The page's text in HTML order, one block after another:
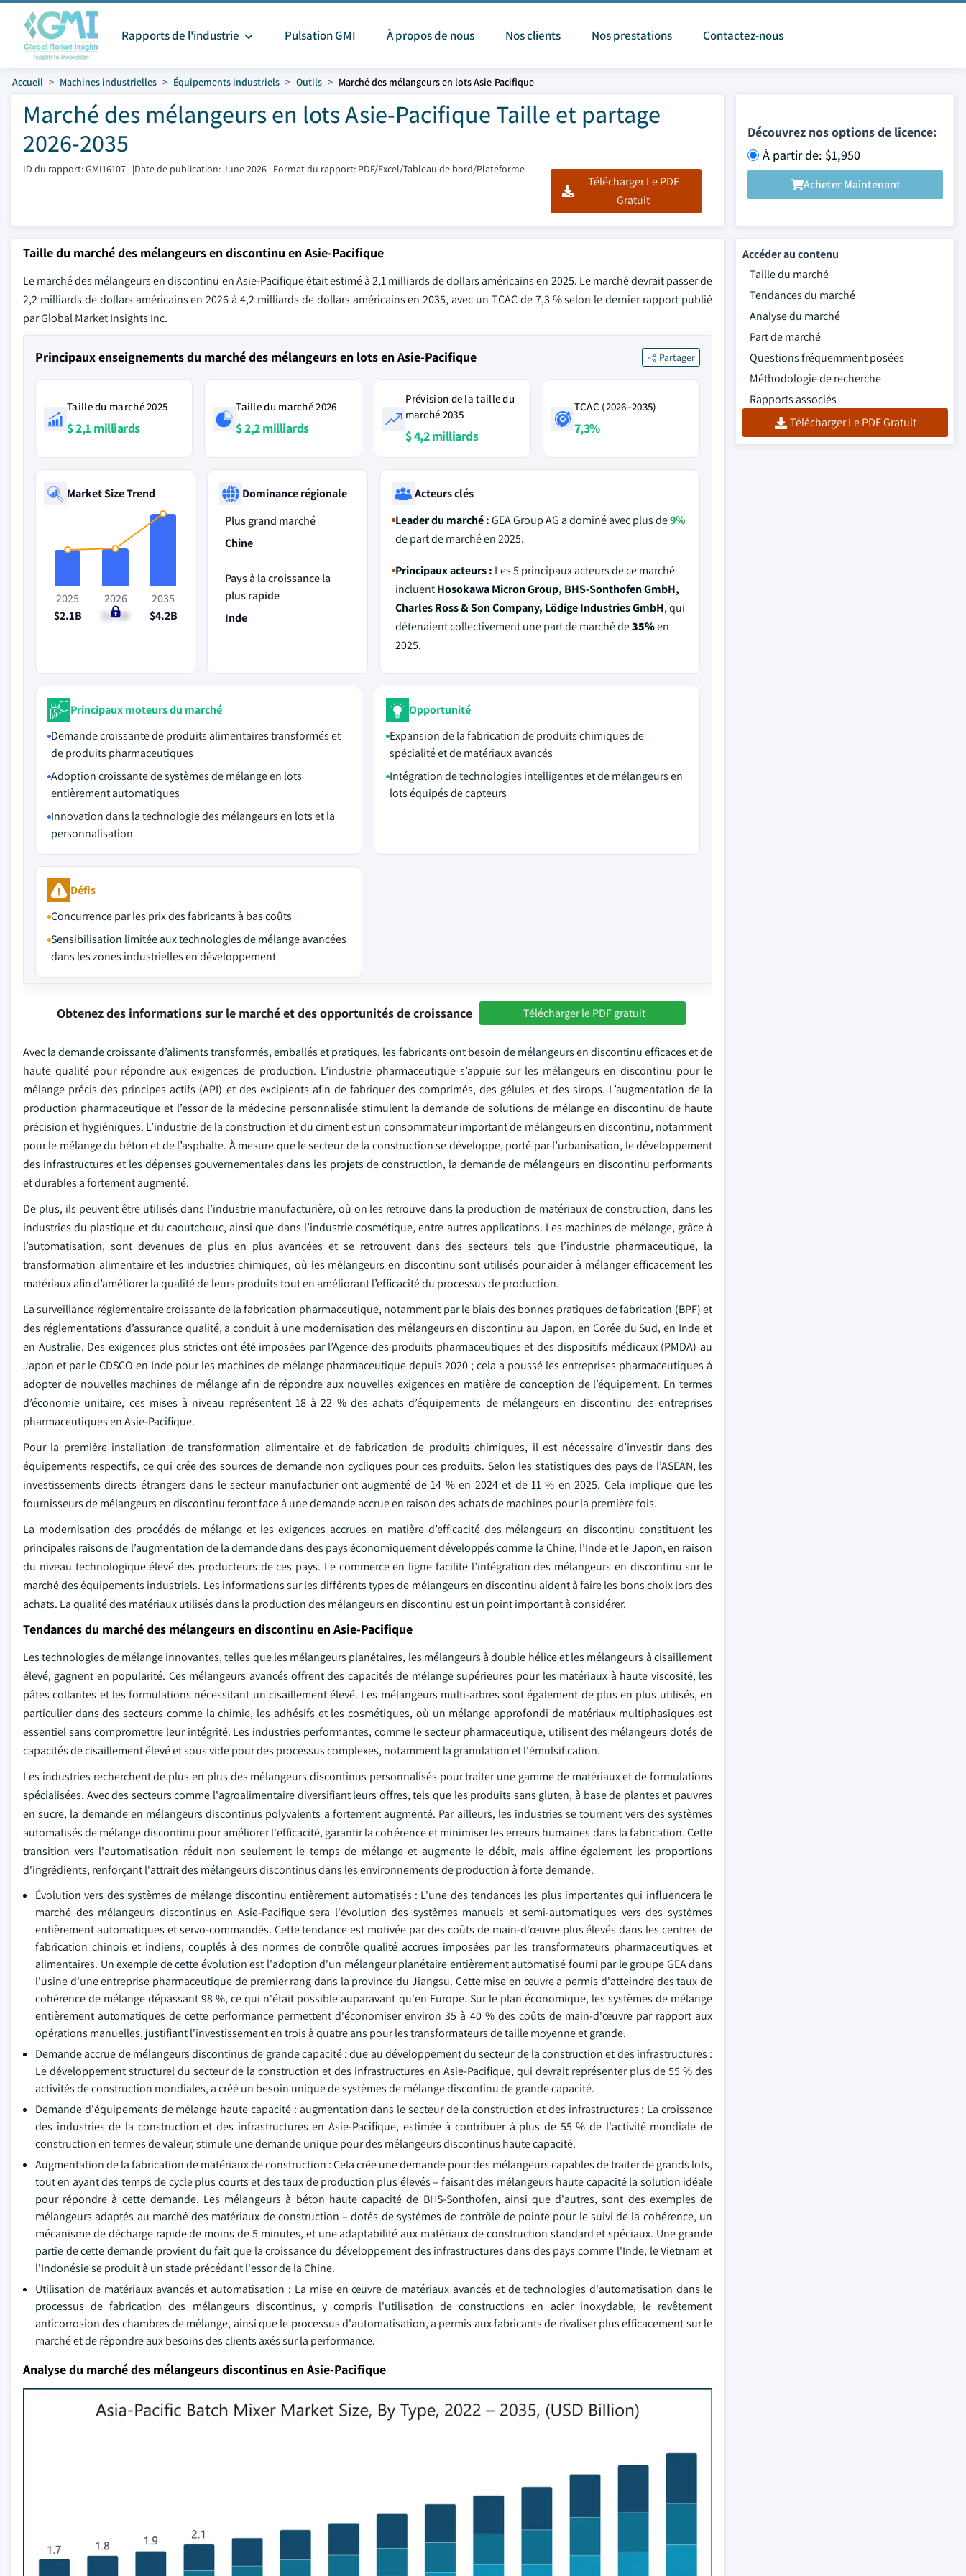
Rapports de l'industrie Pulsation GMI À propos de nous Nos clients Nos prestations Contactez-nous
Accueil Machines industrielles Équipements industriels Outils Marché des mélangeurs en lots Asie-Pacifique
Marché des mélangeurs en lots Asie-Pacifique Taille et partage
2026-2035
ID du rapport: GMI16107 |Date de publication: June 2026 | Format du rapport: PDF/Excel/Tableau de bord/Plateforme
Télécharger Le PDF
Gratuit
Découvrez nos options de licence:
À partir de: $1,950
Acheter Maintenant
Taille du marché des mélangeurs en discontinu en Asie-Pacifique
Le marché des mélangeurs en discontinu en Asie-Pacifique était estimé à 2,1 milliards de dollars américains en 2025. Le marché devrait passer de
2,2 milliards de dollars américains en 2026 à 4,2 milliards de dollars américains en 2035, avec un TCAC de 7,3 % selon le dernier rapport publié
par Global Market Insights Inc.
Principaux enseignements du marché des mélangeurs en lots en Asie-Pacifique Partager
Taille du marché 2025
$ 2,1 milliards
Taille du marché 2026
$ 2,2 milliards
Prévision de la taille du
marché 2035
$ 4,2 milliards
TCAC (2026–2035)
7,3%
Market Size Trend
2025
$2.1B
2026
$2.2B
2035
$4.2B
Dominance régionale
Plus grand marché
Chine
Pays à la croissance la
plus rapide
Inde
Acteurs clés
Leader du marché :GEA Group AG a dominé avec plus de9%
de part de marché en 2025.
Principaux acteurs : Les 5 principaux acteurs de ce marché
incluentHosokawa Micron Group, BHS-Sonthofen GmbH,
Charles Ross & Son Company, Lödige Industries GmbH, qui
détenaient collectivement une part de marché de35%en
2025.
Principaux moteurs du marché
Demande croissante de produits alimentaires transformés et
de produits pharmaceutiques
Adoption croissante de systèmes de mélange en lots
entièrement automatiques
Innovation dans la technologie des mélangeurs en lots et la
personnalisation
Opportunité
Expansion de la fabrication de produits chimiques de
spécialité et de matériaux avancés
Intégration de technologies intelligentes et de mélangeurs en
lots équipés de capteurs
Défis
Concurrence par les prix des fabricants à bas coûts
Sensibilisation limitée aux technologies de mélange avancées
dans les zones industrielles en développement
Obtenez des informations sur le marché et des opportunités de croissance Télécharger le PDF gratuit
Avec la demande croissante d’aliments transformés, emballés et pratiques, les fabricants ont besoin de mélangeurs en discontinu efficaces et de
haute qualité pour répondre aux exigences de production. L’industrie pharmaceutique s’appuie sur les mélangeurs en discontinu pour le
mélange précis des principes actifs (API) et des excipients afin de fabriquer des comprimés, des gélules et des sirops. L’augmentation de la
production pharmaceutique et l’essor de la médecine personnalisée stimulent la demande de solutions de mélange en discontinu de haute
précision et hygiéniques. L’industrie de la construction et du ciment est un consommateur important de mélangeurs en discontinu, notamment
pour le mélange du béton et de l’asphalte. À mesure que le secteur de la construction se développe, porté par l’urbanisation, le développement
des infrastructures et les dépenses gouvernementales dans les projets de construction, la demande de mélangeurs en discontinu performants
et durables a fortement augmenté.
De plus, ils peuvent être utilisés dans l’industrie manufacturière, où on les retrouve dans la production de matériaux de construction, dans les
industries du plastique et du caoutchouc, ainsi que dans l’industrie cosmétique, entre autres applications. Les machines de mélange, grâce à
l’automatisation, sont devenues de plus en plus avancées et se retrouvent dans des secteurs tels que l’industrie pharmaceutique, la
transformation alimentaire et les industries chimiques, où les mélangeurs en discontinu sont utilisés pour aider à mélanger efficacement les
matériaux afin d’améliorer la qualité de leurs produits tout en améliorant l’efficacité du processus de production.
La surveillance réglementaire croissante de la fabrication pharmaceutique, notamment par le biais des bonnes pratiques de fabrication (BPF) et
des réglementations d’assurance qualité, a conduit à une modernisation des mélangeurs en discontinu au Japon, en Corée du Sud, en Inde et
en Australie. Des exigences plus strictes ont été imposées par l’Agence des produits pharmaceutiques et des dispositifs médicaux (PMDA) au
Japon et par le CDSCO en Inde pour les machines de mélange pharmaceutique depuis 2020 ; cela a poussé les entreprises pharmaceutiques à
adopter de nouvelles machines de mélange afin de répondre aux nouvelles exigences en matière de conception de l’équipement. En termes
d’économie unitaire, ces mises à niveau représentent 18 à 22 % des achats d’équipements de mélangeurs en discontinu des entreprises
pharmaceutiques en Asie-Pacifique.
Pour la première installation de transformation alimentaire et de fabrication de produits chimiques, il est nécessaire d’investir dans des
équipements respectifs, ce qui crée des sources de demande non cycliques pour ces produits. Selon les statistiques des pays de l’ASEAN, les
investissements directs étrangers dans le secteur manufacturier ont augmenté de 14 % en 2024 et de 11 % en 2025. Cela implique que les
fournisseurs de mélangeurs en discontinu feront face à une demande accrue en raison des achats de machines pour la première fois.
La modernisation des procédés de mélange et les exigences accrues en matière d’efficacité des mélangeurs en discontinu constituent les
principales raisons de l’augmentation de la demande dans des pays économiquement développés comme la Chine, l’Inde et le Japon, en raison
du niveau technologique élevé des producteurs de ces pays. Le commerce en ligne facilite l’intégration des mélangeurs en discontinu sur le
marché des équipements industriels. Les informations sur les différents types de mélangeurs en discontinu aident à faire les bons choix lors des
achats. La qualité des matériaux utilisés dans la production des mélangeurs en discontinu est un point important à considérer.
Tendances du marché des mélangeurs en discontinu en Asie-Pacifique
Les technologies de mélange innovantes, telles que les mélangeurs planétaires, les mélangeurs à double hélice et les mélangeurs à cisaillement
élevé, gagnent en popularité. Ces mélangeurs avancés offrent des capacités de mélange supérieures pour les matériaux à haute viscosité, les
pâtes collantes et les formulations nécessitant un cisaillement élevé. Les mélangeurs multi-arbres sont également de plus en plus utilisés, en
particulier dans des secteurs comme la chimie, les adhésifs et les cosmétiques, où un mélange approfondi de matériaux multiphasiques est
essentiel sans compromettre leur intégrité. Les industries performantes, comme le secteur pharmaceutique, utilisent des mélangeurs dotés de
capacités de cisaillement élevé et sous vide pour des processus complexes, notamment la granulation et l'émulsification.
Les industries recherchent de plus en plus des mélangeurs discontinus personnalisés pour traiter une gamme de matériaux et de formulations
spécialisées. Avec des secteurs comme l'agroalimentaire diversifiant leurs offres, tels que les produits sans gluten, à base de plantes et pauvres
en sucre, la demande en mélangeurs discontinus polyvalents a fortement augmenté. Par ailleurs, les industries se tournent vers des systèmes
automatisés de mélange discontinu pour améliorer l'efficacité, garantir la cohérence et minimiser les erreurs humaines dans la fabrication. Cette
transition vers l'automatisation réduit non seulement le temps de mélange et augmente le débit, mais affine également les proportions
d'ingrédients, renforçant l'attrait des mélangeurs discontinus dans les environnements de production à forte demande.
Évolution vers des systèmes de mélange discontinu entièrement automatisés : L'une des tendances les plus importantes qui influencera le
marché des mélangeurs discontinus en Asie-Pacifique sera l'évolution des systèmes manuels et semi-automatiques vers des systèmes
entièrement automatiques et servo-commandés. Cette tendance est motivée par des coûts de main-d'œuvre plus élevés dans les centres de
fabrication chinois et indiens, couplés à des normes de contrôle qualité accrues imposées par les transformateurs pharmaceutiques et
alimentaires. Un exemple de cette évolution est l'adoption d'un mélangeur planétaire entièrement automatisé fourni par le groupe GEA dans
l'usine d'une entreprise pharmaceutique de premier rang dans la province du Jiangsu. Cette mise en œuvre a permis d'atteindre des taux de
cohérence de mélange dépassant 98 %, ce qui n'était possible auparavant qu'en Europe. Sur le plan économique, les systèmes de mélange
entièrement automatiques de cette performance permettent d'économiser environ 35 à 40 % des coûts de main-d'œuvre par rapport aux
opérations manuelles, justifiant l'investissement en trois à quatre ans pour les transformateurs de taille moyenne et grande.
Demande accrue de mélangeurs discontinus de grande capacité : due au développement du secteur de la construction et des infrastructures :
Le développement structurel du secteur de la construction et des infrastructures en Asie-Pacifique, qui devrait représenter plus de 55 % des
activités de construction mondiales, a créé un besoin unique de systèmes de mélange discontinu de grande capacité.
Demande d'équipements de mélange haute capacité : augmentation dans le secteur de la construction et des infrastructures : La croissance
des industries de la construction et des infrastructures en Asie-Pacifique, estimée à contribuer à plus de 55 % de l'activité mondiale de
construction en termes de valeur, stimule une demande unique pour des mélangeurs discontinus haute capacité.
Augmentation de la fabrication de matériaux de construction : Cela crée une demande pour des mélangeurs capables de traiter de grands lots,
tout en ayant des temps de cycle plus courts et des taux de production plus élevés – faisant des mélangeurs haute capacité la solution idéale
pour répondre à cette demande. Les mélangeurs à béton haute capacité de BHS-Sonthofen, ainsi que d'autres, sont des exemples de
mélangeurs adaptés au marché des matériaux de construction – dotés de systèmes de contrôle de pointe pour le suivi de la cohérence, un
mécanisme de décharge rapide de moins de 5 minutes, et une adaptabilité aux matériaux de construction standard et spéciaux. Une grande
partie de cette demande provient du fait que la croissance du développement des infrastructures dans des pays comme l'Inde, le Vietnam et
l'Indonésie se produit à un stade précédant l'essor de la Chine.
Utilisation de matériaux avancés et automatisation : La mise en œuvre de matériaux avancés et de technologies d'automatisation dans le
processus de fabrication des mélangeurs discontinus, y compris l'utilisation de constructions en acier inoxydable, le revêtement
anticorrosion des chambres de mélange, ainsi que le processus d'automatisation, a permis aux fabricants de rivaliser plus efficacement sur le
marché et de répondre aux besoins des clients axés sur la performance.
Analyse du marché des mélangeurs discontinus en Asie-Pacifique
Accéder au contenu
Taille du marché
Tendances du marché
Analyse du marché
Part de marché
Questions fréquemment posées
Méthodologie de recherche
Rapports associés
Télécharger Le PDF Gratuit